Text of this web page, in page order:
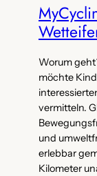
Worum
möchte
vermitteln.
und
erlebbar
Kilometer